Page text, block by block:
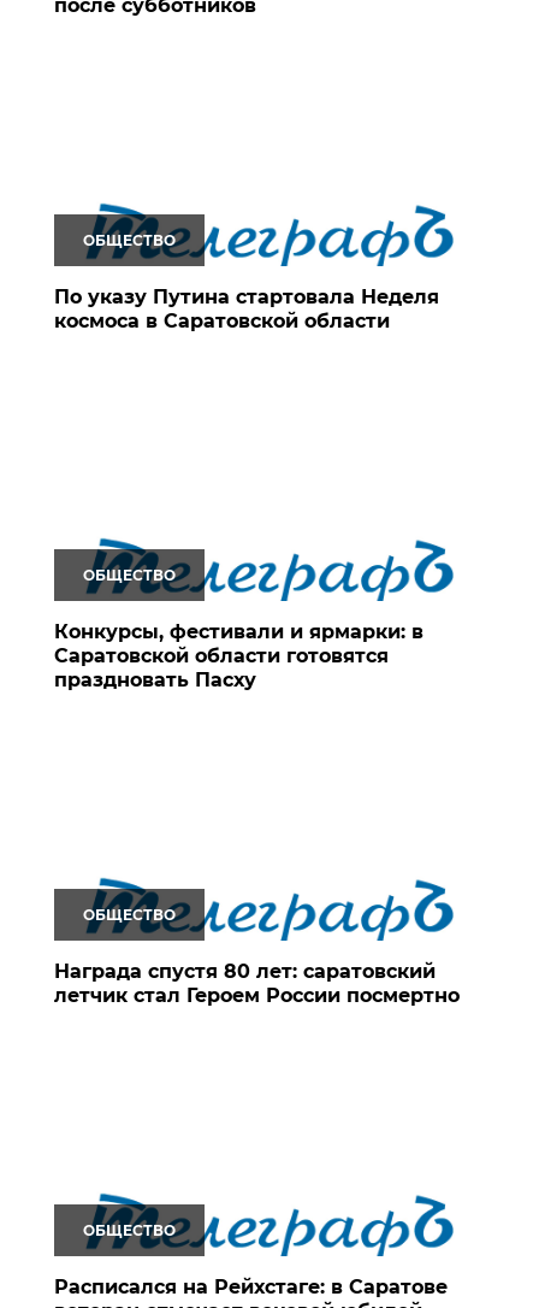
после субботников
ОБЩЕСТВО
По указу Путина стартовала Неделя
космоса в Саратовской области
ОБЩЕСТВО
Конкурсы, фестивали и ярмарки: в
Саратовской области готовятся
праздновать Пасху
ОБЩЕСТВО
Награда спустя 80 лет: саратовский
летчик стал Героем России посмертно
ОБЩЕСТВО
Расписался на Рейхстаге: в Саратове